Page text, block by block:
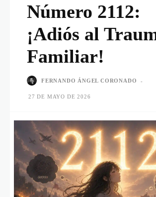
Número 2112:
¡Adiós al
Familiar!
FERNANDO ÁNGEL CORONADO -
27 DE MAYO DE 2026